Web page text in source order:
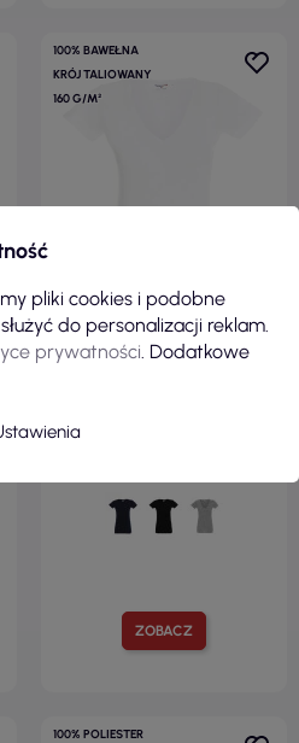
100% BAWEŁNA
KRÓJ TALIOWANY
160 G/M²
ZOBACZ
100% POLIESTER
pliki cookies i podobne
do personalizacji reklam.
prywatności. Dodatkowe